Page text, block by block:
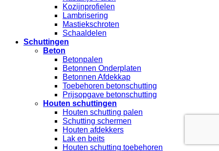
Kozijnprofielen
Lambrisering
Mastiekschroten
Schaaldelen
Schuttingen
Beton
Betonpalen
Betonnen Onderplaten
Betonnen Afdekkap
Toebehoren betonschutting
Prijsopgave betonschutting
Houten schuttingen
Houten schutting palen
Schutting schermen
Houten afdekkers
Lak en beits
Houten schutting toebehoren